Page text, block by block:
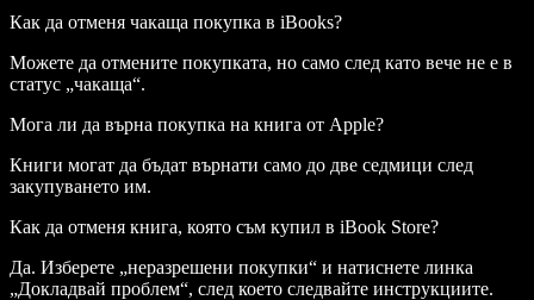
Как да отменя чакаща покупка в iBooks?
Можете да отмените покупката, но само след като вече не е в
статус „чакаща“.
Мога ли да върна покупка на книга от Apple?
Книги могат да бъдат върнати само до две седмици след
закупуването им.
Как да отменя книга, която съм купил в iBook Store?
Да. Изберете „неразрешени покупки“ и натиснете линка
„Докладвай проблем“, след което следвайте инструкциите.